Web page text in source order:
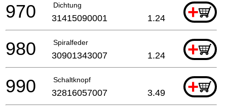
Dichtung +
970 31415090001 1.24
Spiralfeder +
980 30901343007 1.24
Schaltknopf +
990 32816057007 3.49